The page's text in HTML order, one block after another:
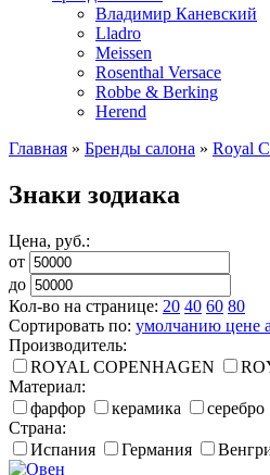
Владимир Каневский
Lladro
Meissen
Rosenthal Versace
Robbe & Berking
Herend
Главная » Бренды салона » Royal
Знаки зодиака
Цена, руб.:
от
до
Кол-во на странице: 20 40 60 80
Сортировать по: умолчанию цене
Производитель:
ROYAL COPENHAGEN
Материал:
фарфор
керамика серебро
Страна:
Испания
Германия